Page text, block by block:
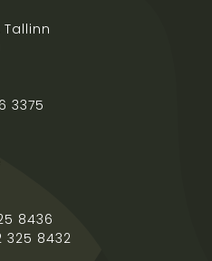
3375
8436
325 8432